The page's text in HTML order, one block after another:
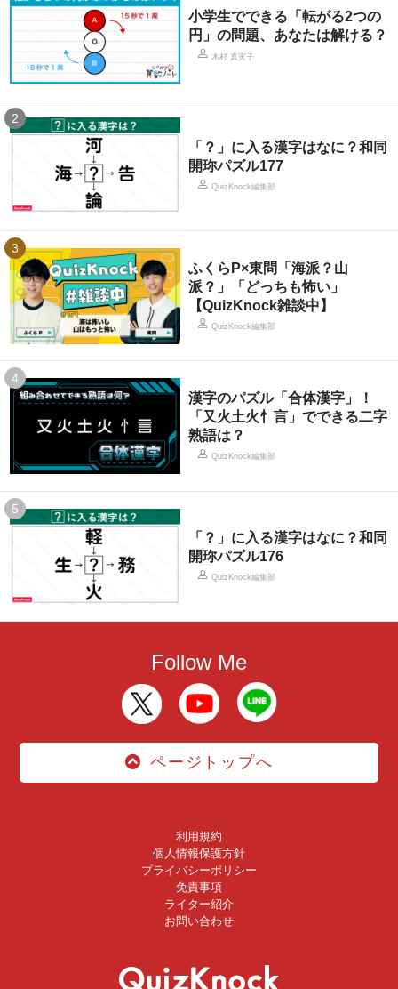
小学生でできる「転がる2つの
円」の問題、あなたは解ける？
木村 真実子
2
「？」に入る漢字はなに？和同
開珎パズル177
QuizKnock編集部
3
ふくらP×東問「海派？山
派？」「どっちも怖い」
【QuizKnock雑談中】
QuizKnock編集部
4
漢字のパズル「合体漢字」！
「又火土火忄言」でできる二字
熟語は？
QuizKnock編集部
5
「？」に入る漢字はなに？和同
開珎パズル176
QuizKnock編集部
Follow Me
ページトップへ
利用規約
個人情報保護方針
プライバシーポリシー
免責事項
ライター紹介
お問い合わせ